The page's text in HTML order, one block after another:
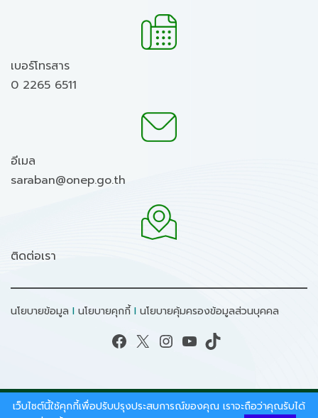
เบอร์โทรสาร
0 2265 6511
อีเมล
saraban@onep.go.th
ติดต่อเรา
นโยบายข้อมูล I นโยบายคุกกี้ I นโยบายคุ้มครองข้อมูลส่วนบุคคล
Facebook X Instagram YouTube TikTok
สงวนลิขสิทธิ์ © 2026 - สำนักงานนโยบายและแผน
เว็บไซต์นี้ใช้คุกกี้เพื่อปรับปรุงประสบการณ์ของคุณ เราจะถือว่าคุณรับได้